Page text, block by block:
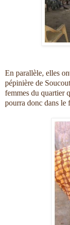
En parallèle, elles
pépinière de
femmes du quartier
pourra donc dans le